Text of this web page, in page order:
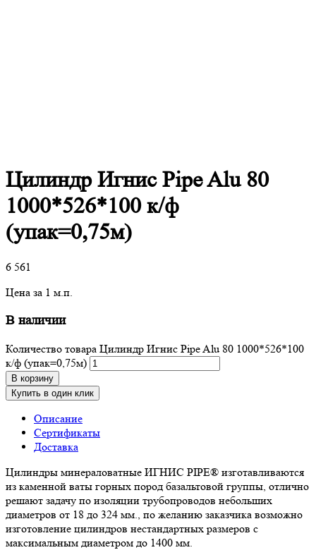
Цилиндр Игнис Pipe Alu 80
1000*526*100 к/ф
(упак=0,75м)
6 561
Цена за 1 м.п.
В наличии
Количество товара Цилиндр Игнис Pipe Alu 80 1000*526*100
к/ф (упак=0,75м)
В корзину
Купить в один клик
Описание
Сертификаты
Доставка
Цилиндры минераловатные ИГНИС PIPE® изготавливаются
из каменной ваты горных пород базальтовой группы, отлично
решают задачу по изоляции трубопроводов небольших
диаметров от 18 до 324 мм., по желанию заказчика возможно
изготовление цилиндров нестандартных размеров с
максимальным диаметром до 1400 мм.